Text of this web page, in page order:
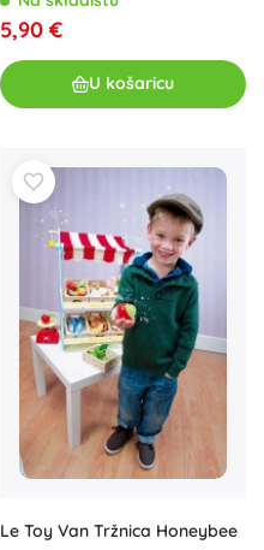
5,90 €
U košaricu
Le Toy Van Tržnica Honeybee